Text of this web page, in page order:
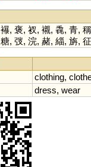
襮, 褒, 衩, 襯, 毳, 青, 稱
糖, 弢, 浣, 赭, 緇, 旃, 征
clothing,
dress, wear